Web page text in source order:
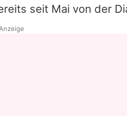
seit Mai von der
Anzeige